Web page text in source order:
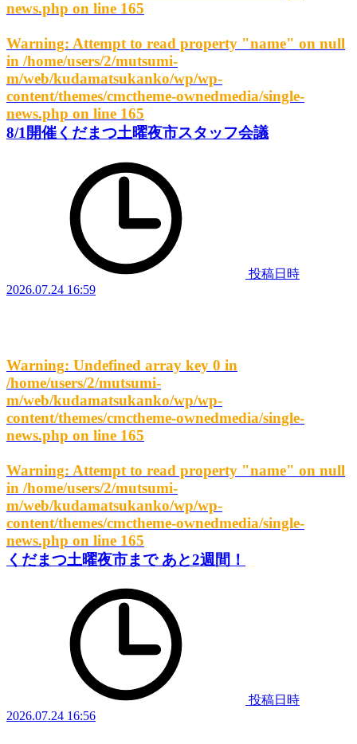
news.php on line 165
Warning: Attempt to read property "name" on null
in /home/users/2/mutsumi-
m/web/kudamatsukanko/wp/wp-
content/themes/cmctheme-ownedmedia/single-
news.php on line 165
8/1開催くだまつ土曜夜市スタッフ会議
投稿日時
2026.07.24 16:59
Warning: Undefined array key 0 in
/home/users/2/mutsumi-
m/web/kudamatsukanko/wp/wp-
content/themes/cmctheme-ownedmedia/single-
news.php on line 165
Warning: Attempt to read property "name" on null
in /home/users/2/mutsumi-
m/web/kudamatsukanko/wp/wp-
content/themes/cmctheme-ownedmedia/single-
news.php on line 165
くだまつ土曜夜市まで あと2週間！
投稿日時
2026.07.24 16:56